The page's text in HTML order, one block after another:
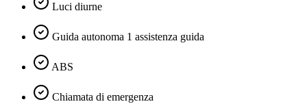
Luci diurne
Guida autonoma 1 assistenza guida
ABS
Chiamata di emergenza